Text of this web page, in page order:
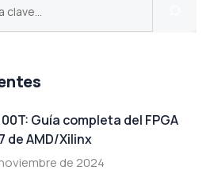
Guía completa del FPGA
de AMD/Xilinx
de 2024